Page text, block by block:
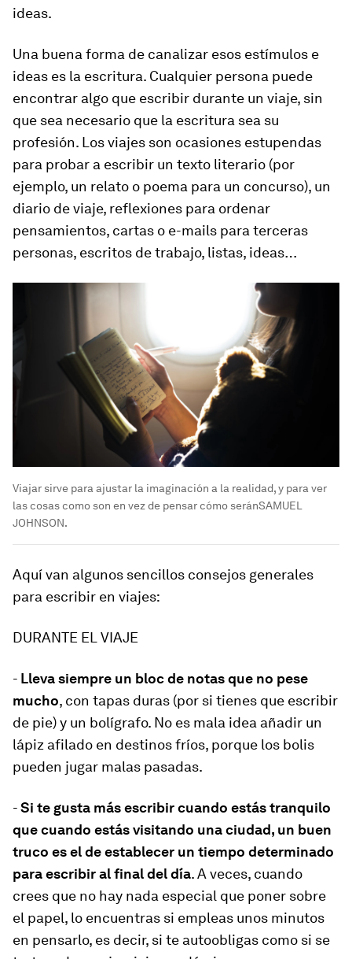
ideas.
Una buena forma de canalizar esos estímulos e
ideas es la escritura. Cualquier persona puede
encontrar algo que escribir durante un viaje, sin
que sea necesario que la escritura sea su
profesión. Los viajes son ocasiones estupendas
para probar a escribir un texto literario (por
ejemplo, un relato o poema para un concurso), un
diario de viaje, reflexiones para ordenar
pensamientos, cartas o e-mails para terceras
personas, escritos de trabajo, listas, ideas…
Viajar sirve para ajustar la imaginación a la realidad, y para ver
las cosas como son en vez de pensar cómo seránSAMUEL
JOHNSON.
Aquí van algunos sencillos consejos generales
para escribir en viajes:
DURANTE EL VIAJE
- Lleva siempre un bloc de notas que no pese
mucho, con tapas duras (por si tienes que escribir
de pie) y un bolígrafo. No es mala idea añadir un
lápiz afilado en destinos fríos, porque los bolis
pueden jugar malas pasadas.
-Si te gusta más escribir cuando estás tranquilo
que cuando estás visitando una ciudad, un buen
truco es el de establecer un tiempo determinado
para escribir al final del día. A veces, cuando
crees que no hay nada especial que poner sobre
el papel, lo encuentras si empleas unos minutos
en pensarlo, es decir, si te autoobligas como si se